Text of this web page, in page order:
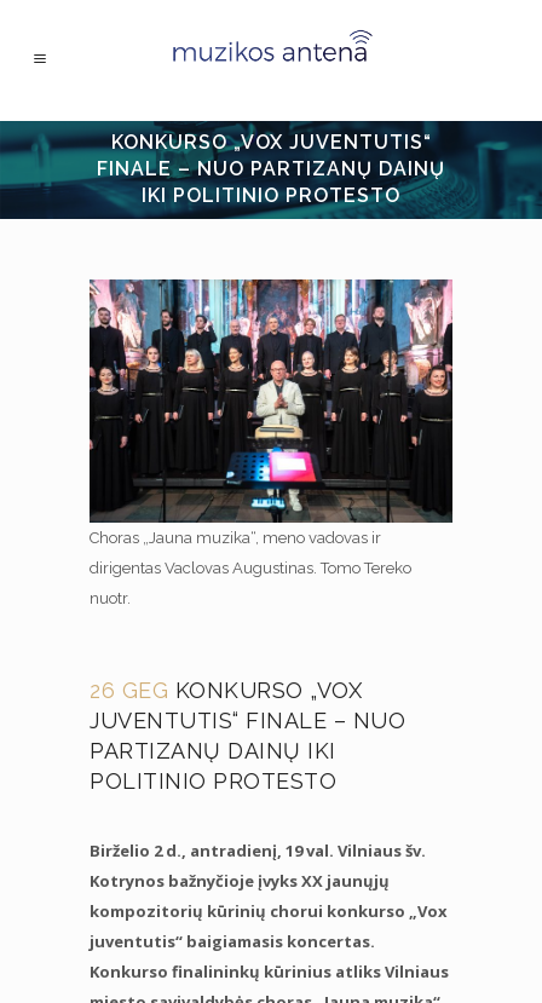
KONKURSO „VOX JUVENTUTIS“
FINALE – NUO PARTIZANŲ DAINŲ
IKI POLITINIO PROTESTO
Choras „Jauna muzika“, meno vadovas ir
dirigentas Vaclovas Augustinas. Tomo Tereko
nuotr.
26 GEG KONKURSO „VOX
JUVENTUTIS“ FINALE – NUO
PARTIZANŲ DAINŲ IKI
POLITINIO PROTESTO
Birželio 2 d., antradienį, 19 val. Vilniaus šv.
Kotrynos bažnyčioje įvyks XX jaunųjų
kompozitorių kūrinių chorui konkurso „Vox
juventutis“ baigiamasis koncertas.
Konkurso finalininkų kūrinius atliks Vilniaus